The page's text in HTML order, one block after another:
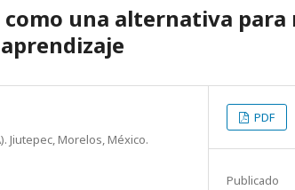
como una alternativa para
Jiutepec, Morelos, México.
PDF
Publicado